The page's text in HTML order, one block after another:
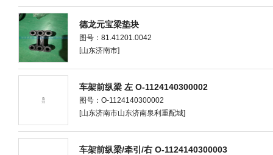
德龙元宝梁垫块
图号：81.41201.0042
[山东济南市]
车架前纵梁 左 O-1124140300002
图号：O-1124140300002
[山东济南市山东济南泉利重配城]
车架前纵梁/牵引/右 O-1124140300003